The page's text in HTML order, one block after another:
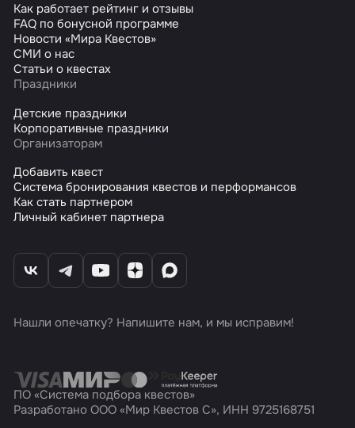
Как работает рейтинг и отзывы
FAQ по бонусной программе
Новости «Мира Квестов»
СМИ о нас
Статьи о квестах
Праздники
Детские праздники
Корпоративные праздники
Организаторам
Добавить квест
Система бронирования квестов и перформансов
Как стать партнером
Личный кабинет партнера
Нашли опечатку? Напишите нам, и мы исправим!
ПО «Система подбора квестов»
Разработано ООО «Мир Квестов С», ИНН 9725168751